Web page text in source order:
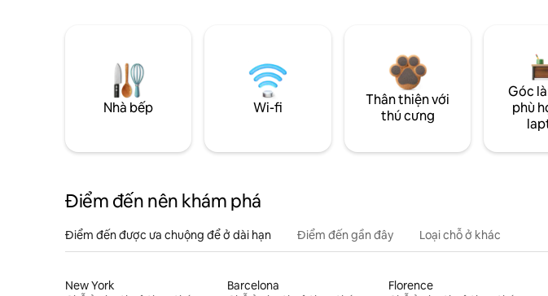
Nhà bếp Wi-fi
Thân thiện với
thú cưng
Góc
phù
Điểm đến nên khám phá
Điểm đến được ưa chuộng để ở dài hạn Điểm đến gần đây Loại chỗ ở khác
New York
Barcelona
Florence